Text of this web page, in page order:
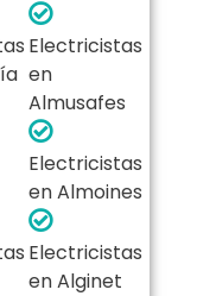
Electricistas
en
Almusafes
Electricistas
en Almoines
Electricistas
en Alginet